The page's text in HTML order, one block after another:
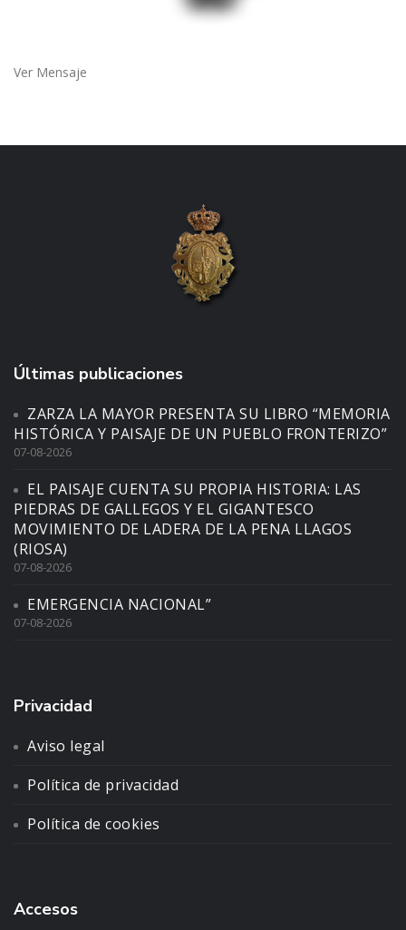
Ver Mensaje
Últimas publicaciones
ZARZA LA MAYOR PRESENTA SU LIBRO “MEMORIA
HISTÓRICA Y PAISAJE DE UN PUEBLO FRONTERIZO”
07-08-2026
EL PAISAJE CUENTA SU PROPIA HISTORIA: LAS
PIEDRAS DE GALLEGOS Y EL GIGANTESCO
MOVIMIENTO DE LADERA DE LA PENA LLAGOS
(RIOSA)
07-08-2026
EMERGENCIA NACIONAL”
07-08-2026
Privacidad
Aviso legal
Política de privacidad
Política de cookies
Accesos